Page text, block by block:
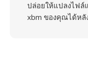
ปล่อยให้แปลงไฟ
xbm ของคุณได้หลั